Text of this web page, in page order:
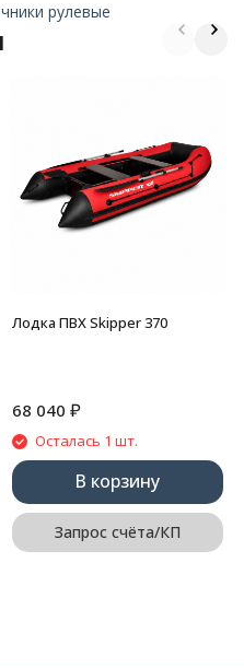
рулевые
Лодка ПВХ Skipper 370
68 040 ₽
Осталась 1 шт.
В корзину
Запрос счёта/КП